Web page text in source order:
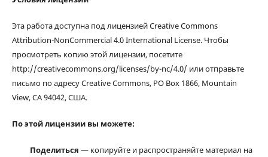
Эта работа доступна под лицензией Creative Commons
Attribution-NonCommercial 4.0 International License. Чтобы
просмотреть копию этой лицензии, посетите
http://creativecommons.org/licenses/by-nc/4.0/ или отправьте
письмо по адресу Creative Commons, PO Box 1866, Mountain
View, CA 94042, США.
По этой лицензии вы можете:
Поделиться — копируйте и распространяйте материал на